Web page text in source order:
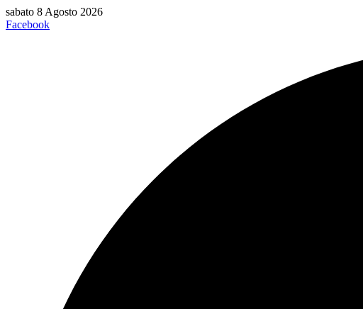
Vai
al
sabato 8 Agosto 2026
Facebook